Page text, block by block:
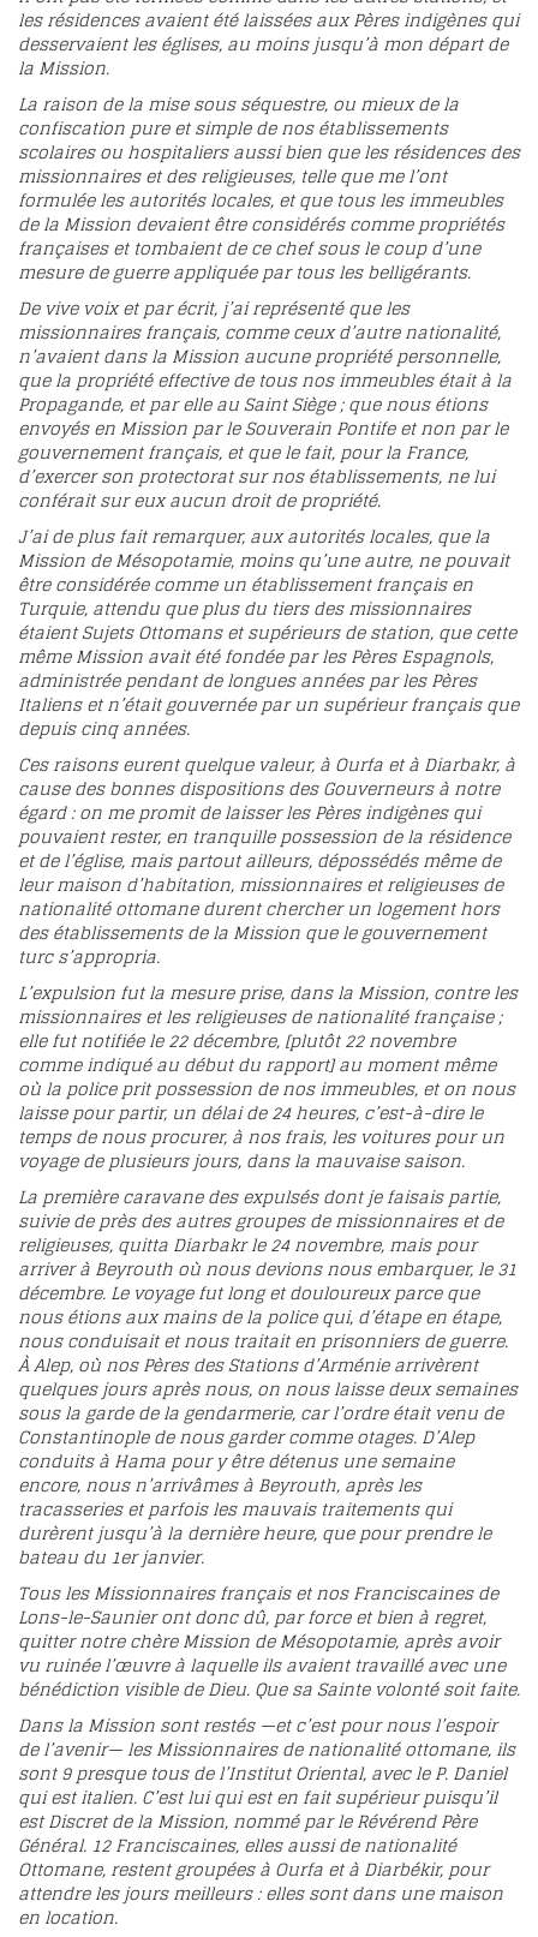
les résidences avaient été laissées aux Pères indigènes qui
desservaient les églises, au moins jusqu’à mon départ de
la Mission.
La raison de la mise sous séquestre, ou mieux de la
confiscation pure et simple de nos établissements
scolaires ou hospitaliers aussi bien que les résidences des
missionnaires et des religieuses, telle que me l’ont
formulée les autorités locales, et que tous les immeubles
de la Mission devaient être considérés comme propriétés
françaises et tombaient de ce chef sous le coup d’une
mesure de guerre appliquée par tous les belligérants.
De vive voix et par écrit, j’ai représenté que les
missionnaires français, comme ceux d’autre nationalité,
n’avaient dans la Mission aucune propriété personnelle,
que la propriété effective de tous nos immeubles était à la
Propagande, et par elle au Saint Siège ; que nous étions
envoyés en Mission par le Souverain Pontife et non par le
gouvernement français, et que le fait, pour la France,
d’exercer son protectorat sur nos établissements, ne lui
conférait sur eux aucun droit de propriété.
J’ai de plus fait remarquer, aux autorités locales, que la
Mission de Mésopotamie, moins qu’une autre, ne pouvait
être considérée comme un établissement français en
Turquie, attendu que plus du tiers des missionnaires
étaient Sujets Ottomans et supérieurs de station, que cette
même Mission avait été fondée par les Pères Espagnols,
administrée pendant de longues années par les Pères
Italiens et n’était gouvernée par un supérieur français que
depuis cinq années.
Ces raisons eurent quelque valeur, à Ourfa et à Diarbakr, à
cause des bonnes dispositions des Gouverneurs à notre
égard : on me promit de laisser les Pères indigènes qui
pouvaient rester, en tranquille possession de la résidence
et de l’église, mais partout ailleurs, dépossédés même de
leur maison d’habitation, missionnaires et religieuses de
nationalité ottomane durent chercher un logement hors
des établissements de la Mission que le gouvernement
turc s’appropria.
L’expulsion fut la mesure prise, dans la Mission, contre les
missionnaires et les religieuses de nationalité française ;
elle fut notifiée le 22 décembre, [plutôt 22 novembre
comme indiqué au début du rapport] au moment même
où la police prit possession de nos immeubles, et on nous
laisse pour partir, un délai de 24 heures, c’est-à-dire le
temps de nous procurer, à nos frais, les voitures pour un
voyage de plusieurs jours, dans la mauvaise saison.
La première caravane des expulsés dont je faisais partie,
suivie de près des autres groupes de missionnaires et de
religieuses, quitta Diarbakr le 24 novembre, mais pour
arriver à Beyrouth où nous devions nous embarquer, le 31
décembre. Le voyage fut long et douloureux parce que
nous étions aux mains de la police qui, d’étape en étape,
nous conduisait et nous traitait en prisonniers de guerre.
À Alep, où nos Pères des Stations d’Arménie arrivèrent
quelques jours après nous, on nous laisse deux semaines
sous la garde de la gendarmerie, car l’ordre était venu de
Constantinople de nous garder comme otages. D’Alep
conduits à Hama pour y être détenus une semaine
encore, nous n’arrivâmes à Beyrouth, après les
tracasseries et parfois les mauvais traitements qui
durèrent jusqu’à la dernière heure, que pour prendre le
bateau du 1er janvier.
Tous les Missionnaires français et nos Franciscaines de
Lons-le-Saunier ont donc dû, par force et bien à regret,
quitter notre chère Mission de Mésopotamie, après avoir
vu ruinée l’œuvre à laquelle ils avaient travaillé avec une
bénédiction visible de Dieu. Que sa Sainte volonté soit faite.
Dans la Mission sont restés —et c’est pour nous l’espoir
de l’avenir— les Missionnaires de nationalité ottomane, ils
sont 9 presque tous de l’Institut Oriental, avec le P. Daniel
qui est italien. C’est lui qui est en fait supérieur puisqu’il
est Discret de la Mission, nommé par le Révérend Père
Général. 12 Franciscaines, elles aussi de nationalité
Ottomane, restent groupées à Ourfa et à Diarbékir, pour
attendre les jours meilleurs : elles sont dans une maison
en location.